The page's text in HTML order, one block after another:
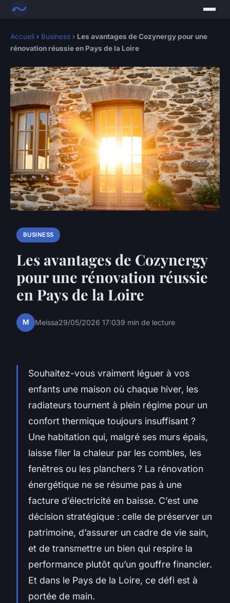
Accueil › Business › Les avantages de Cozynergy pour une
rénovation réussie en Pays de la Loire
BUSINESS
Les avantages de Cozynergy
pour une rénovation réussie
en Pays de la Loire
M Meissa29/05/2026 17:039 min de lecture
Souhaitez-vous vraiment léguer à vos
enfants une maison où chaque hiver, les
radiateurs tournent à plein régime pour un
confort thermique toujours insuffisant ?
Une habitation qui, malgré ses murs épais,
laisse filer la chaleur par les combles, les
fenêtres ou les planchers ? La rénovation
énergétique ne se résume pas à une
facture d’électricité en baisse. C’est une
décision stratégique : celle de préserver un
patrimoine, d’assurer un cadre de vie sain,
et de transmettre un bien qui respire la
performance plutôt qu’un gouffre financier.
Et dans le Pays de la Loire, ce défi est à
portée de main.